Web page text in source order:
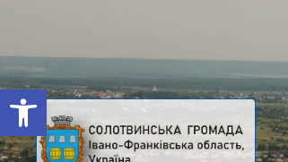
Відкрити Панель інструментів